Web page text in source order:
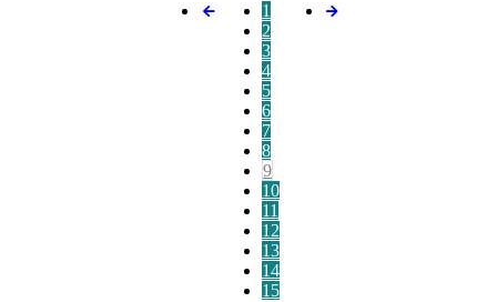
1
2
3
4
5
6
7
8
9
10
11
12
13
14
15